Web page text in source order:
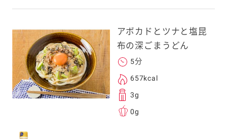
アボカドとツナと塩昆
布の深ごまうどん
5分
657kcal
3g
0g